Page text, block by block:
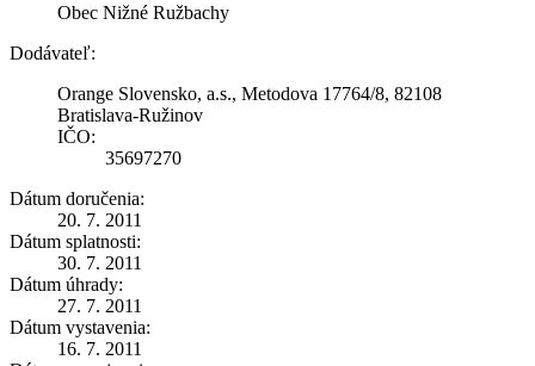
Obec Nižné Ružbachy
Dodávateľ:
Orange Slovensko, a.s., Metodova 17764/8, 82108
Bratislava-Ružinov
IČO:
35697270
Dátum doručenia:
20. 7. 2011
Dátum splatnosti:
30. 7. 2011
Dátum úhrady:
27. 7. 2011
Dátum vystavenia:
16. 7. 2011